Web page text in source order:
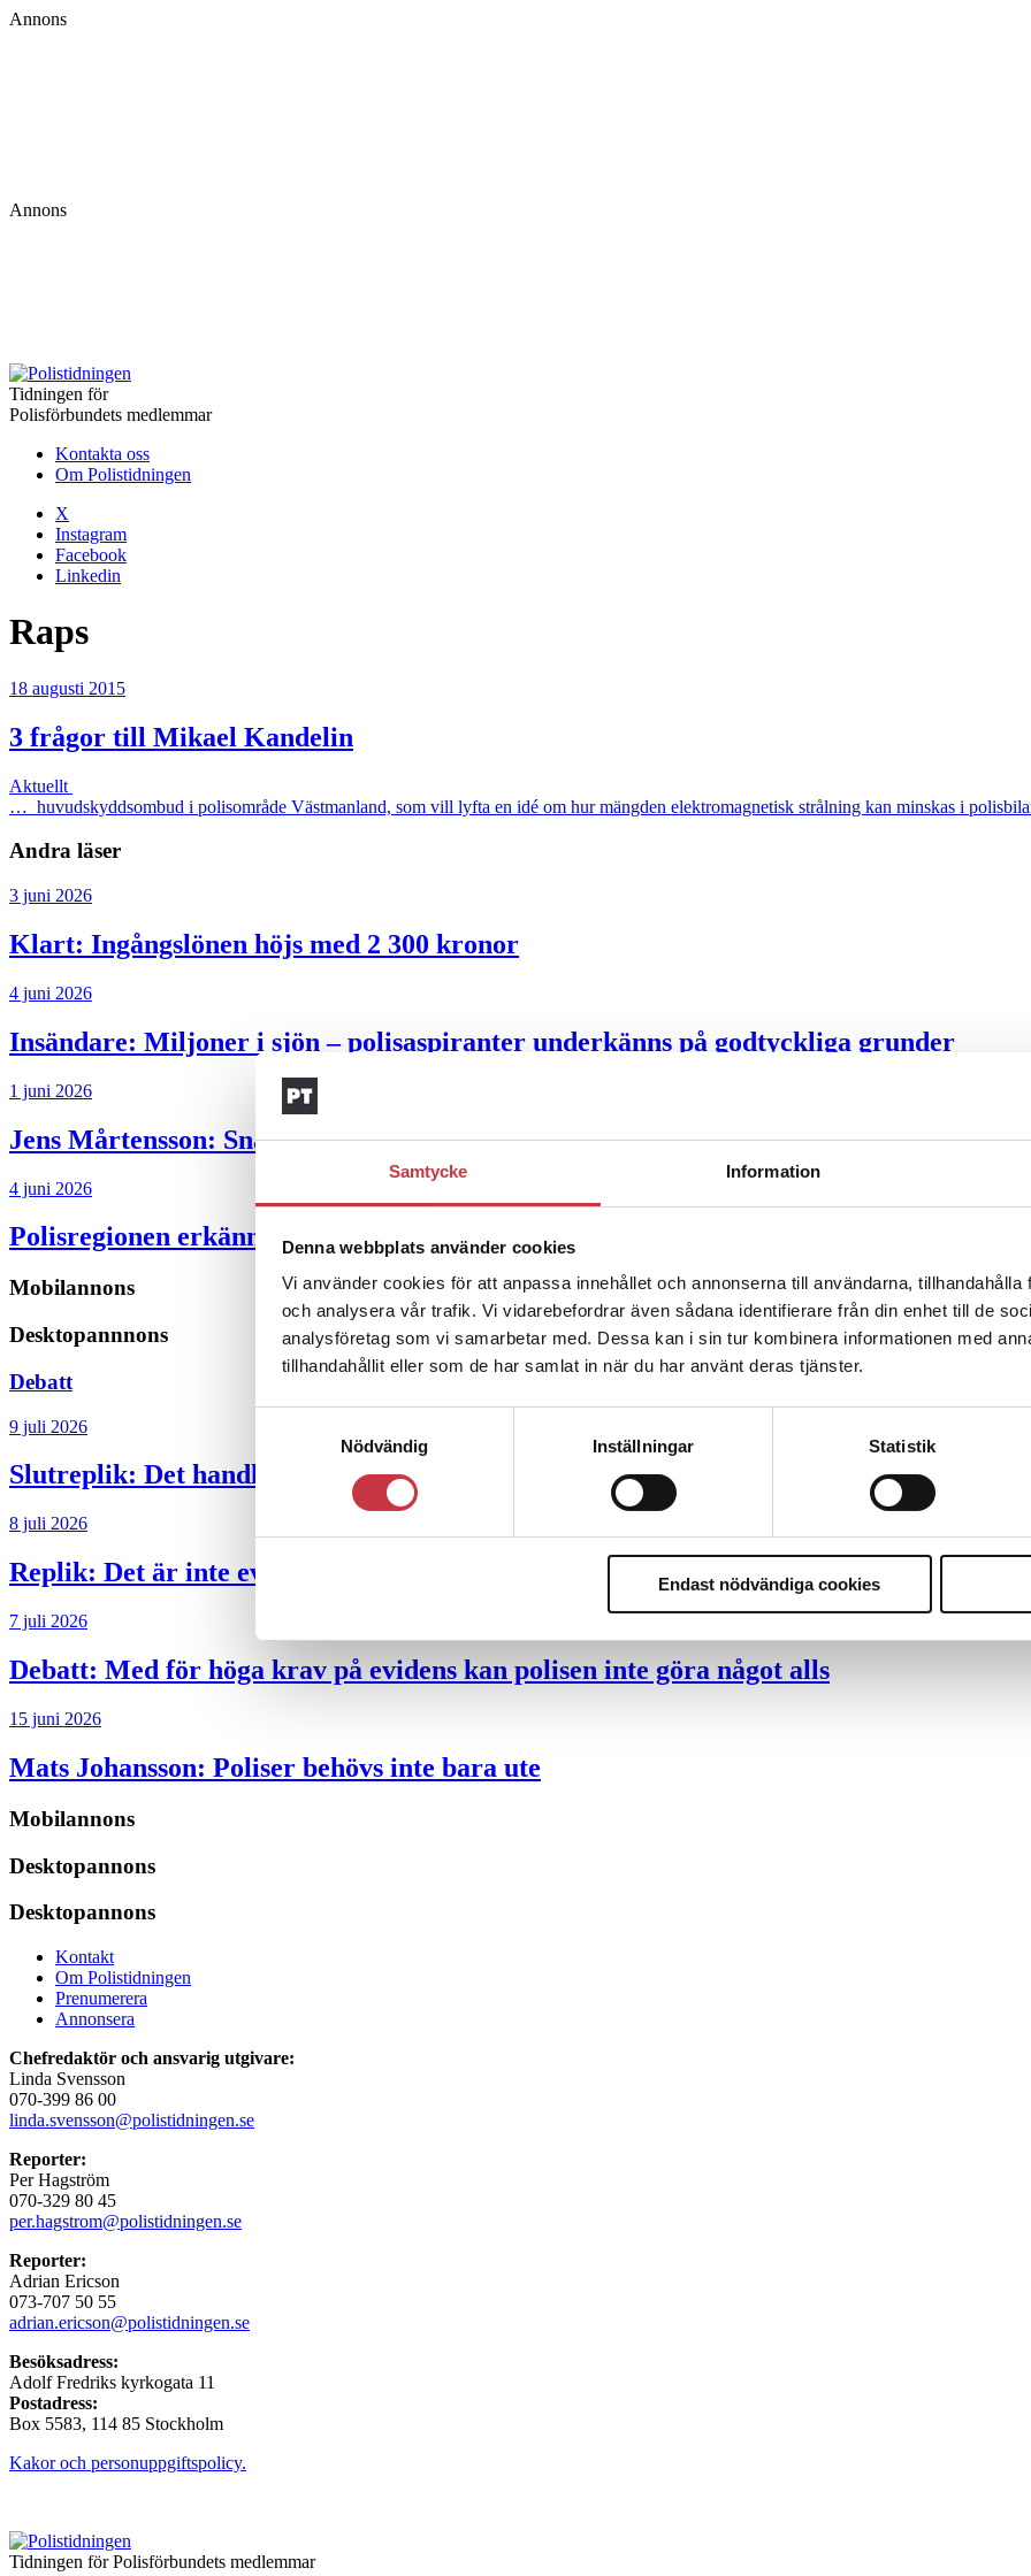
Samtycke Information
Denna webbplats använder cookies
Vi använder cookies för att anpassa innehållet och annonserna till användarna,
och analysera vår trafik. Vi vidarebefordrar även sådana identifierare från din enhet till de
analysföretag som vi samarbetar med. Dessa kan i sin tur kombinera informationen med
tillhandahållit eller som de har samlat in när du har använt deras tjänster.
Nödvändig
Inställningar Statistik
Endast nödvändiga cookies
Annons
Annons
Tidningen för
Polisförbundets medlemmar
Kontakta oss
Om Polistidningen
X
Instagram
Facebook
Linkedin
Raps
18 augusti 2015
3 frågor till Mikael Kandelin
Aktuellt
… huvudskyddsombud i polisområde Västmanland, som vill lyfta en idé om hur mängden elektromagnetisk strålning kan minskas i
Andra läser
3 juni 2026
Klart: Ingångslönen höjs med 2 300 kronor
4 juni 2026
Insändare: Miljoner i sjön – polisaspiranter underkänns på godtyckliga grunder
1 juni 2026
Jens Mårtensson: Snart 20 år i tjänst – nu ska han lära sig grunderna
4 juni 2026
Polisregionen erkänner fel: ”Kommer att rättas till”
Mobilannons
Desktopannnons
Debatt
9 juli 2026
Slutreplik: Det handlar om kunskapsstyrning – inte om forskarnas motiv
8 juli 2026
Replik: Det är inte evidenskrav som bakbinder polisen
7 juli 2026
Debatt: Med för höga krav på evidens kan polisen inte göra något alls
15 juni 2026
Mats Johansson: Poliser behövs inte bara ute
Mobilannons
Desktopannons
Desktopannons
Kontakt
Om Polistidningen
Prenumerera
Annonsera
Chefredaktör och ansvarig utgivare:
Linda Svensson
070-399 86 00
linda.svensson@polistidningen.se
Reporter:
Per Hagström
070-329 80 45
per.hagstrom@polistidningen.se
Reporter:
Adrian Ericson
073-707 50 55
adrian.ericson@polistidningen.se
Besöksadress:
Adolf Fredriks kyrkogata 11
Postadress:
Box 5583, 114 85 Stockholm
Kakor och personuppgiftspolicy.
Tidningen för Polisförbundets medlemmar